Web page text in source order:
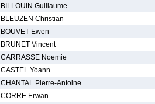
BILLOUIN Guillaume
BLEUZEN Christian
BOUVET Ewen
BRUNET Vincent
CARRASSE Noemie
CASTEL Yoann
CHANTAL Pierre-Antoine
CORRE Erwan